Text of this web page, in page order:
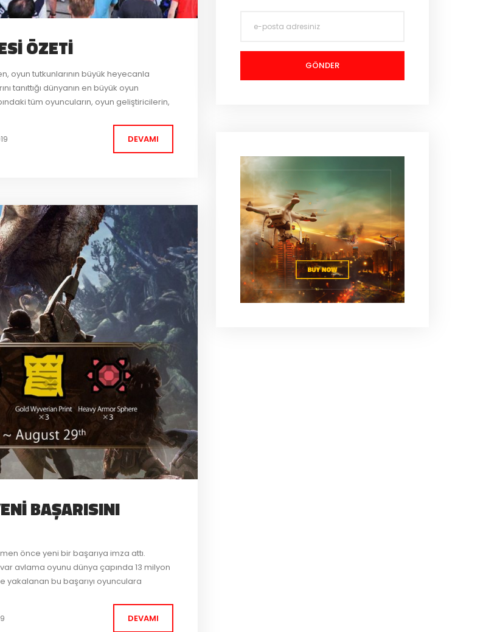
ÖZETI
oyun tutkunlarının büyük heyecanla
tanıttığı dünyanın en büyük oyun
tüm oyuncuların, oyun geliştiricilerin,
DEVAMI
BAŞARISINI
önce yeni bir başarıya imza attı.
avlama oyunu dünya çapında 13 milyon
yakalanan bu başarıyı oyunculara
DEVAMI